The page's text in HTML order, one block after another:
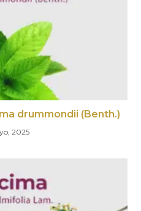
drummondii (Benth.)
2025